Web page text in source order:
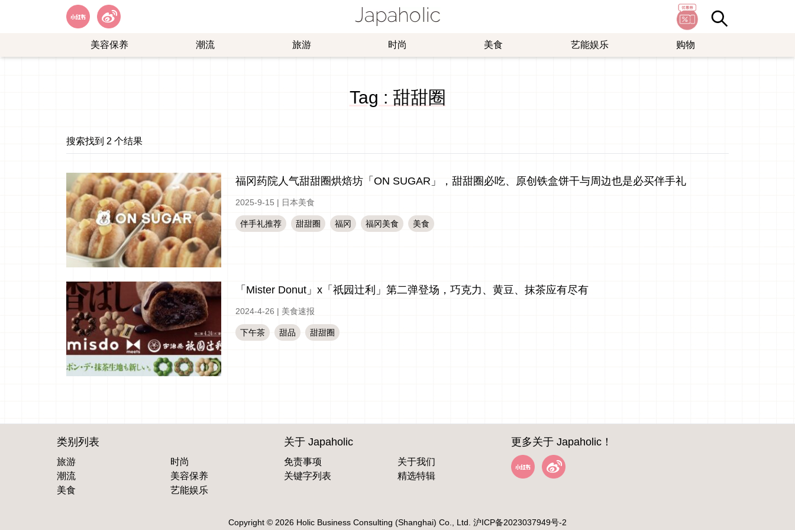
美容保养 潮流 旅游 时尚 美食 艺能娱乐
购物
Tag : 甜甜圈
搜索找到 2 个结果
福冈药院人气甜甜圈烘焙坊「ON SUGAR」，甜甜圈必吃、原创铁盒饼干与周边也是必买伴手礼
2025-9-15 | 日本美食
伴手礼推荐 甜甜圈 福冈 福冈美食 美食
「Mister Donut」x「祇园辻利」第二弹登场，巧克力、黄豆、抹茶应有尽有
2024-4-26 | 美食速报
下午茶 甜品 甜甜圈
类别列表
旅游
时尚
潮流
美容保养
美食
艺能娱乐
关于 Japaholic
免责事项
关于我们
关键字列表
精选特辑
更多关于 Japaholic！
Copyright © 2026 Holic Business Consulting (Shanghai) Co., Ltd. 沪ICP备2023037949号-2